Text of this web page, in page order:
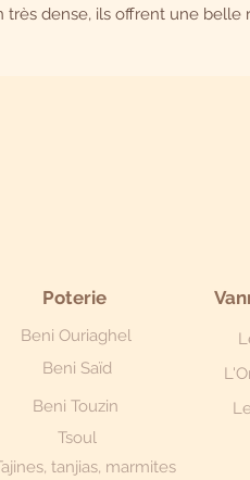
très dense, ils offrent une belle
Poterie
Beni Ouriaghel
Beni Saïd
Beni Touzin
Tsoul
tanjias, marmites